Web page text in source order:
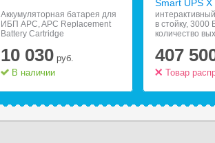
Аккумуляторная батарея для
ИБП APC, APC Replacement
Battery Cartridge
10 030 руб.
В наличии
Smart UPS X
в стойку, 3000
количество
батареи), RS-
10/100,
линии
407
Товар